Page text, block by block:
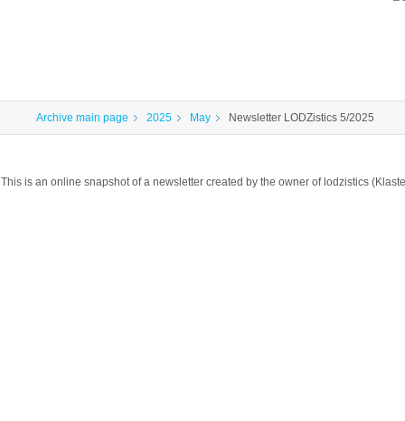
Archive main page 2025 May Newsletter LODZistics 5/2025
This is an online snapshot of a newsletter created by the owner of lodzistics